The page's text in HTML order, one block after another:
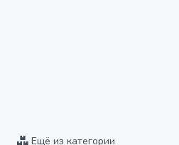
Ещё из категории